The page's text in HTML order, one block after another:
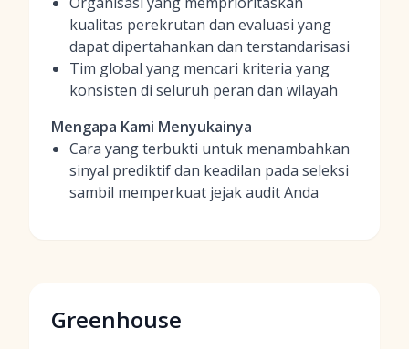
kualitas perekrutan dan evaluasi yang
dapat dipertahankan dan terstandarisasi
Tim global yang mencari kriteria yang
konsisten di seluruh peran dan wilayah
Mengapa Kami Menyukainya
Cara yang terbukti untuk menambahkan
sinyal prediktif dan keadilan pada seleksi
sambil memperkuat jejak audit Anda
Greenhouse